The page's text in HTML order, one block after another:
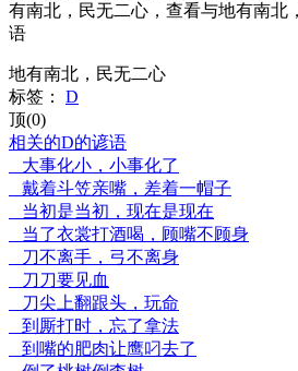
有南北，民无二心，查看与地有南北
语
地有南北，民无二心
标签：
D
顶(0)
相关的D的谚语
大事化小，小事化了
戴着斗笠亲嘴，差着一帽子
当初是当初，现在是现在
当了衣裳打酒喝，顾嘴不顾身
刀不离手，弓不离身
刀刀要见血
刀尖上翻跟头，玩命
到厮打时，忘了拿法
到嘴的肥肉让鹰叼去了